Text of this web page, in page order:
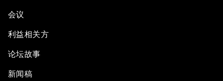
会议
利益相关方
论坛故事
新闻稿